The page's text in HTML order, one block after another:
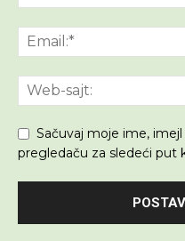
Sačuvaj moje ime,
pregledaču za sledeći put